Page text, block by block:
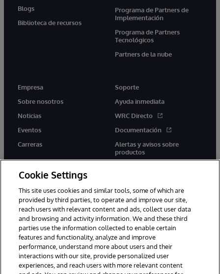
Blogs
Biblioteca de recursos
Programa de Partners de
Implementación
Programa de Partners
Tecnológicos
Partners de la nube
Empresa
Sobre nosotros
Noticias
Eventos
Carreras
Soporte
Ayuda inmediata
WRC Directo
Documentación
Alertas y avisos sobre
productos
twitter youtubefacebooklinkedin
1996-2026 InterSystems Corporation, Boston, MA. Todos los
derechos reservados.
Avisos/Términos y condiciones
Cookie Settings
This site uses cookies and similar tools, some of which are
provided by third parties, to operate and improve our site,
reach users with relevant content and ads, collect user data
and browsing and activity information. We and these third
parties use the information collected to enable certain
features and functionality, analyze and improve
performance, understand more about users and their
interactions with our site, provide personalized user
experiences, and reach users with more relevant content